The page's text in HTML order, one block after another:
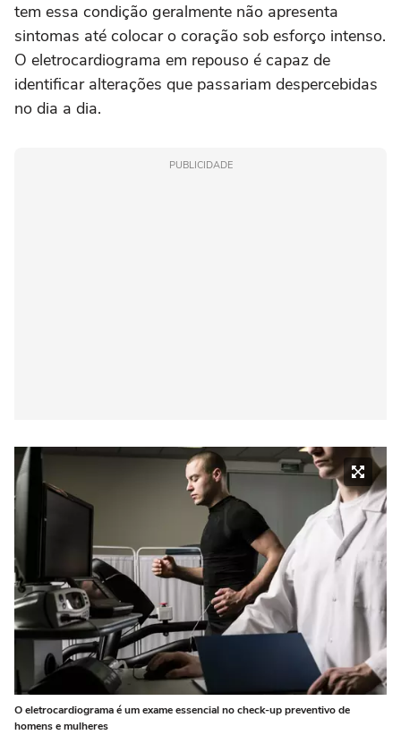
tem essa condição geralmente não apresenta
sintomas até colocar o coração sob esforço intenso.
O eletrocardiograma em repouso é capaz de
identificar alterações que passariam despercebidas
no dia a dia.
PUBLICIDADE
O eletrocardiograma é um exame essencial no check-up preventivo de
homens e mulheres